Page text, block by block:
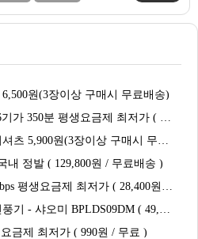
원(3장이상 구매시 무료배송)
내 정발 ( 129,800원 / 무료배송 )
금제 최저가 ( 990원 / 무료 )